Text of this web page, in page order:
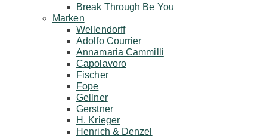
Break Through Be You
Marken
Wellendorff
Adolfo Courrier
Annamaria Cammilli
Capolavoro
Fischer
Fope
Gellner
Gerstner
H. Krieger
Henrich & Denzel